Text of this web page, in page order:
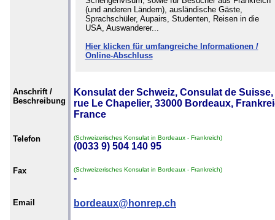
(und anderen Ländern), ausländische Gäste,
Sprachschüler, Aupairs, Studenten, Reisen in die
USA, Auswanderer...
Hier klicken für umfangreiche Informationen /
Online-Abschluss
Anschrift /
Beschreibung
Konsulat der Schweiz, Consulat de Suisse,
rue Le Chapelier, 33000 Bordeaux,
France
Telefon (Schweizerisches Konsulat in Bordeaux - Frankreich)
(0033 9) 504 140 95
Fax (Schweizerisches Konsulat in Bordeaux - Frankreich)
-
Email bordeaux@honrep.ch